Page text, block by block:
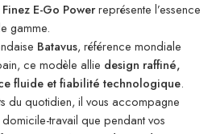
E-Go Powerreprésente l’essence
gamme.
Batavus, référence mondiale
ce modèle allie design raffiné,
fluide et fiabilité technologique.
du quotidien, il vous accompagne
travail que pendant vos